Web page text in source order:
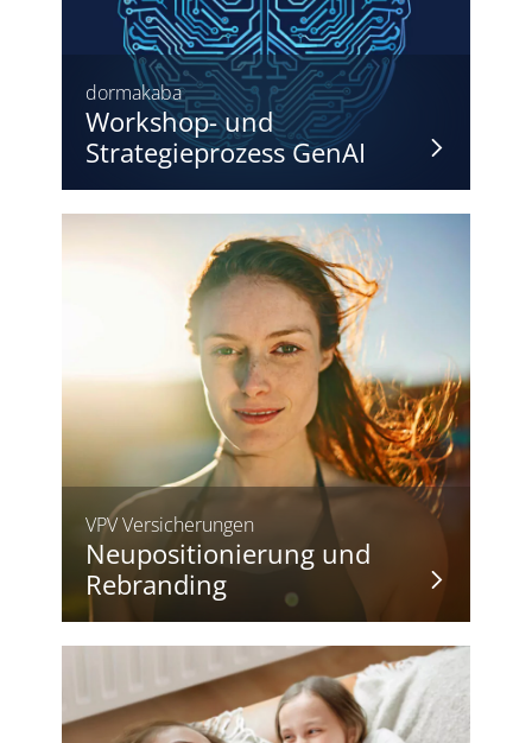
dormakaba
Workshop- und
Strategieprozess GenAI
VPV Versicherungen
Neupositionierung und
Rebranding